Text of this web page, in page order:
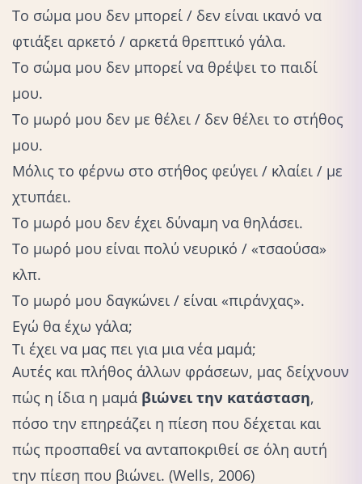
Το σώμα μου δεν μπορεί / δεν είναι ικανό να
φτιάξει αρκετό / αρκετά θρεπτικό γάλα.
Το σώμα μου δεν μπορεί να θρέψει το παιδί
μου.
Το μωρό μου δεν με θέλει / δεν θέλει το στήθος
μου.
Μόλις το φέρνω στο στήθος φεύγει / κλαίει / με
χτυπάει.
Το μωρό μου δεν έχει δύναμη να θηλάσει.
Το μωρό μου είναι πολύ νευρικό / «τσαούσα»
κλπ.
Το μωρό μου δαγκώνει / είναι «πιράνχας».
Εγώ θα έχω γάλα;
Τι έχει να μας πει για μια νέα μαμά;
Αυτές και πλήθος άλλων φράσεων, μας δείχνουν
πώς η ίδια η μαμά βιώνει την κατάσταση,
πόσο την επηρεάζει η πίεση που δέχεται και
πώς προσπαθεί να ανταποκριθεί σε όλη αυτή
την πίεση που βιώνει. (Wells, 2006)